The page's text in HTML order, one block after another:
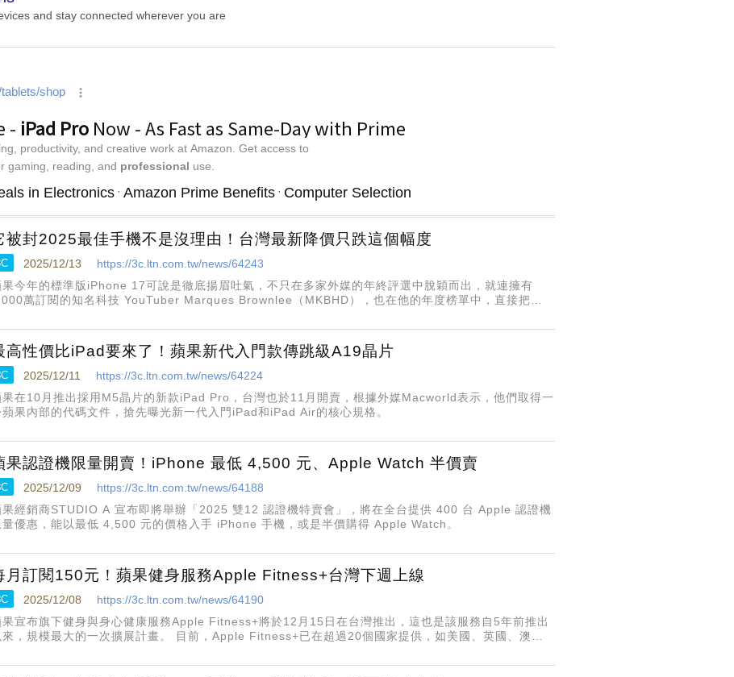
被封2025最佳手機不是沒理由！台灣最新降價只跌這個幅度
2025/12/13
https://3c.ltn.com.tw/news/64243
果今年的標準版iPhone 17可說是徹底揚眉吐氣，不只在多家外媒的年終評選中脫穎而出，就連擁有
萬訂閱的知名科技 YouTuber Marques Brownlee（MKBHD），也在他的年度榜單中，直接把
高性價比iPad要來了！蘋果新代入門款傳跳級A19晶片
2025/12/11
https://3c.ltn.com.tw/news/64224
果在10月推出採用M5晶片的新款iPad Pro，台灣也於11月開賣，根據外媒Macworld表示，他們取得一
蘋果內部的代碼文件，搶先曝光新一代入門iPad和iPad Air的核心規格。
果認證機限量開賣！iPhone 最低 4,500 元、Apple Watch 半價賣
2025/12/09
https://3c.ltn.com.tw/news/64188
果經銷商STUDIO A 宣布即將舉辦「2025 雙12 認證機特賣會」，將在全台提供 400 台 Apple 認證機
量優惠，能以最低 4,500 元的價格入手 iPhone 手機，或是半價購得 Apple Watch。
月訂閱150元！蘋果健身服務Apple Fitness+台灣下週上線
2025/12/08
https://3c.ltn.com.tw/news/64190
果宣布旗下健身與身心健康服務Apple Fitness+將於12月15日在台灣推出，這也是該服務自5年前推出
來，規模最大的一次擴展計畫。 目前，Apple Fitness+已在超過20個國家提供，如美國、英國、澳洲